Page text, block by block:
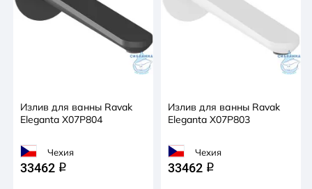
Излив для ванны Ravak
Eleganta X07P804
Чехия
33462 q
Излив для ванны Ravak
Eleganta X07P803
Чехия
33462 q